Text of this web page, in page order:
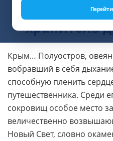
Караул-Оба
хранитель
Крым… Полуостров,
вобравший в себя
способную пленить
путешественника. Среди
сокровищ особое место
величественно
Новый Свет, словно